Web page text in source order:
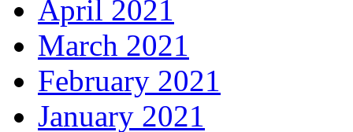
April 2021
March 2021
February 2021
January 2021